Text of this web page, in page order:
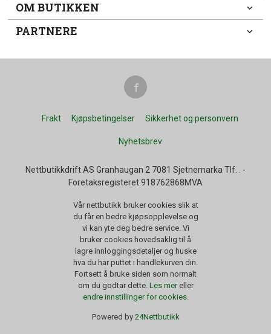
OM BUTIKKEN
PARTNERE
Frakt Kjøpsbetingelser Sikkerhet og personvern
Nyhetsbrev
Nettbutikkdrift AS Granhaugan 2 7081 Sjetnemarka Tlf.
-
Foretaksregisteret 918762868MVA
Vår nettbutikk bruker cookies slik at
du får en bedre kjøpsopplevelse og
vi kan yte deg bedre service. Vi
bruker cookies hovedsaklig til å
lagre innloggingsdetaljer og huske
hva du har puttet i handlekurven din.
Fortsett å bruke siden som normalt
om du godtar dette. Les mer eller
endre innstillinger for cookies.
Powered by 24Nettbutikk